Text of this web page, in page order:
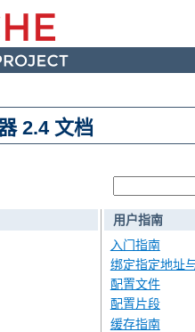
2.4 文档
用户指南
入门指南
绑定指定地址
配置文件
配置片段
缓存指南